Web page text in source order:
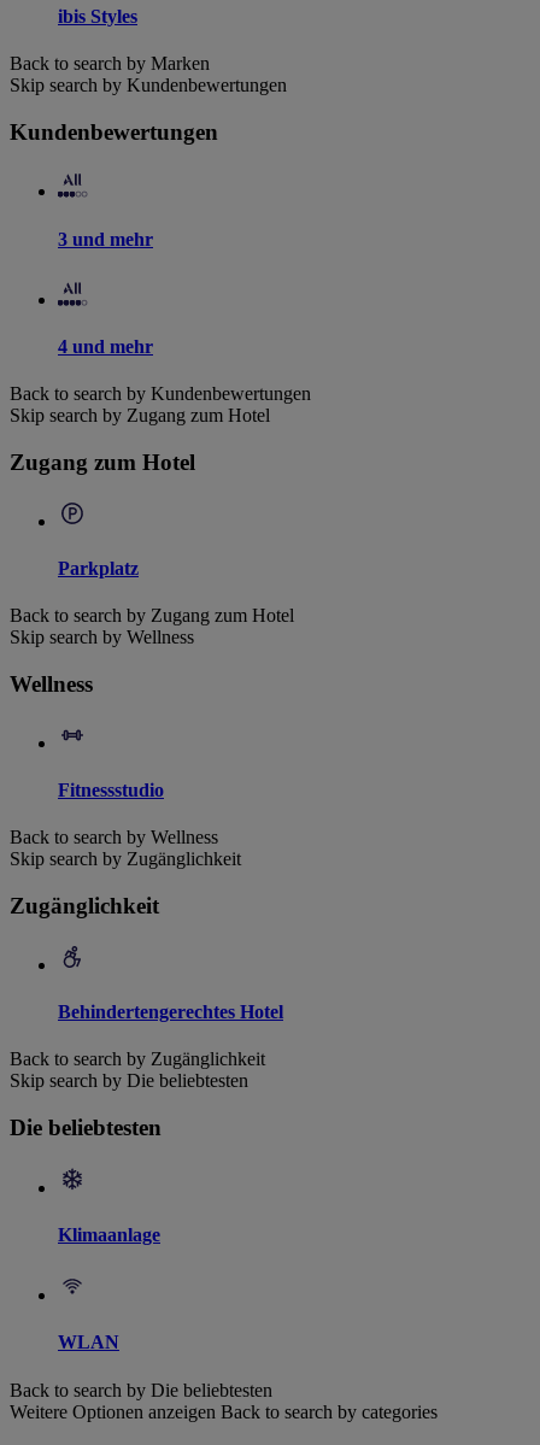
ibis Styles
Back to search by Marken
Skip search by Kundenbewertungen
Kundenbewertungen
3 und mehr
4 und mehr
Back to search by Kundenbewertungen
Skip search by Zugang zum Hotel
Zugang zum Hotel
Parkplatz
Back to search by Zugang zum Hotel
Skip search by Wellness
Wellness
Fitnessstudio
Back to search by Wellness
Skip search by Zugänglichkeit
Zugänglichkeit
Behindertengerechtes Hotel
Back to search by Zugänglichkeit
Skip search by Die beliebtesten
Die beliebtesten
Klimaanlage
WLAN
Back to search by Die beliebtesten
Weitere Optionen anzeigen Back to search by categories